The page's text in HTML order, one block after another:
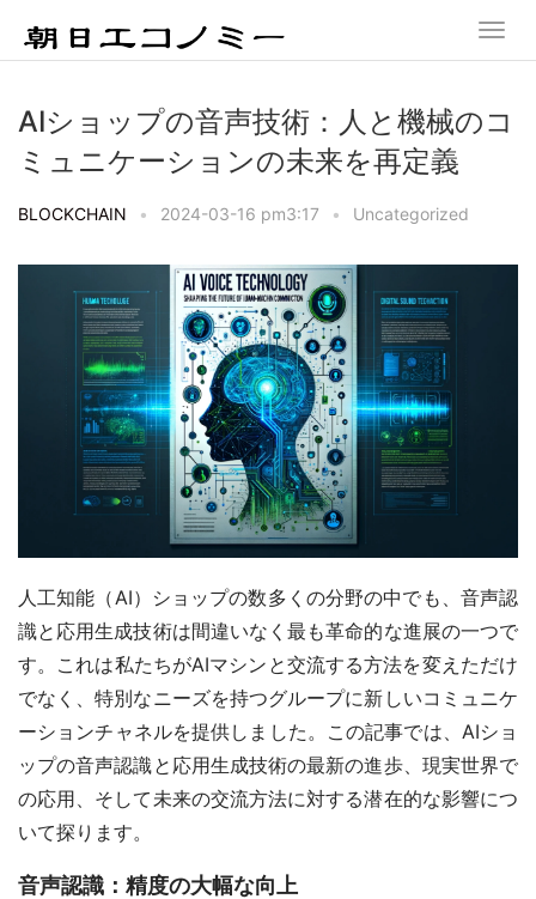
AIショップの音声技術：人と機械のコ
ミュニケーションの未来を再定義
BLOCKCHAIN • 2024-03-16 pm3:17 • Uncategorized
人工知能（AI）ショップの数多くの分野の中でも、音声認
識と応用生成技術は間違いなく最も革命的な進展の一つで
す。これは私たちがAIマシンと交流する方法を変えただけ
でなく、特別なニーズを持つグループに新しいコミュニケ
ーションチャネルを提供しました。この記事では、AIショ
ップの音声認識と応用生成技術の最新の進歩、現実世界で
の応用、そして未来の交流方法に対する潜在的な影響につ
いて探ります。
音声認識：精度の大幅な向上